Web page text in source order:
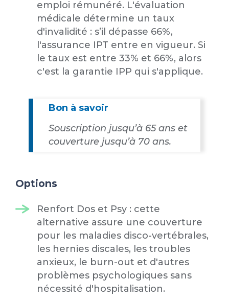
emploi rémunéré. L'évaluation
médicale détermine un taux
d'invalidité : s’il dépasse 66%,
l'assurance IPT entre en vigueur. Si
le taux est entre 33% et 66%, alors
c'est la garantie IPP qui s'applique.
Bon à savoir
Souscription jusqu’à 65 ans et
couverture jusqu’à 70 ans.
Options
Renfort Dos et Psy : cette
alternative assure une couverture
pour les maladies disco-vertébrales,
les hernies discales, les troubles
anxieux, le burn-out et d'autres
problèmes psychologiques sans
nécessité d'hospitalisation.